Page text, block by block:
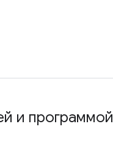
и программой